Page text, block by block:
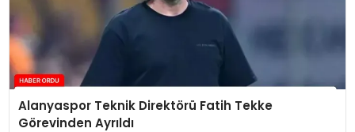
Alanyaspor Teknik Direktörü Fatih Tekke
Görevinden Ayrıldı